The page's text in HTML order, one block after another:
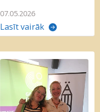
07.05.2026
Lasīt vairāk